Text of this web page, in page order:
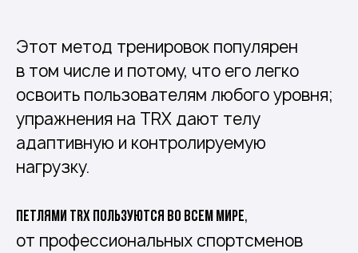
Этот метод тренировок популярен
в том числе и потому, что его легко
освоить пользователям любого уровня;
упражнения на TRX дают телу
адаптивную и контролируемую
нагрузку.
Петлями TRX пользуются во всем мире,
от профессиональных спортсменов